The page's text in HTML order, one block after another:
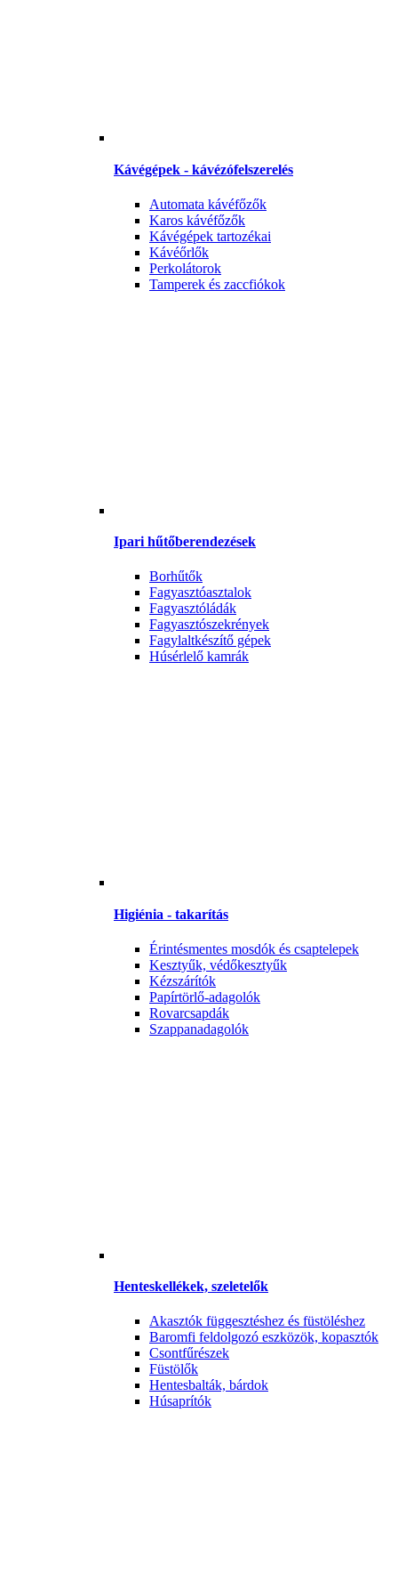
Kávégépek - kávézófelszerelés
Automata kávéfőzők
Karos kávéfőzők
Kávégépek tartozékai
Kávéőrlők
Perkolátorok
Tamperek és zaccfiókok
Ipari hűtőberendezések
Borhűtők
Fagyasztóasztalok
Fagyasztóládák
Fagyasztószekrények
Fagylaltkészítő gépek
Húsérlelő kamrák
Higiénia - takarítás
Érintésmentes mosdók és csaptelepek
Kesztyűk, védőkesztyűk
Kézszárítók
Papírtörlő-adagolók
Rovarcsapdák
Szappanadagolók
Henteskellékek, szeletelők
Akasztók függesztéshez és füstöléshez
Baromfi feldolgozó eszközök, kopasztók
Csontfűrészek
Füstölők
Hentesbalták, bárdok
Húsaprítók